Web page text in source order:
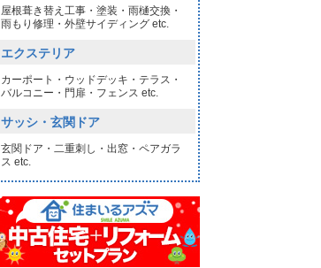
屋根葺き替え工事・塗装・雨樋交換・
雨もり修理・外壁サイディング etc.
エクステリア
カーポート・ウッドデッキ・テラス・
バルコニー・門扉・フェンス etc.
サッシ・玄関ドア
玄関ドア・二重刺し・出窓・ペアガラ
ス etc.